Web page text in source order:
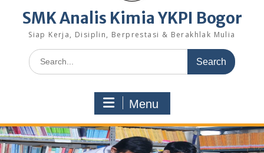
SMK Analis Kimia YKPI Bogor
Siap Kerja, Disiplin, Berprestasi & Berakhlak Mulia
Search
for:
Menu